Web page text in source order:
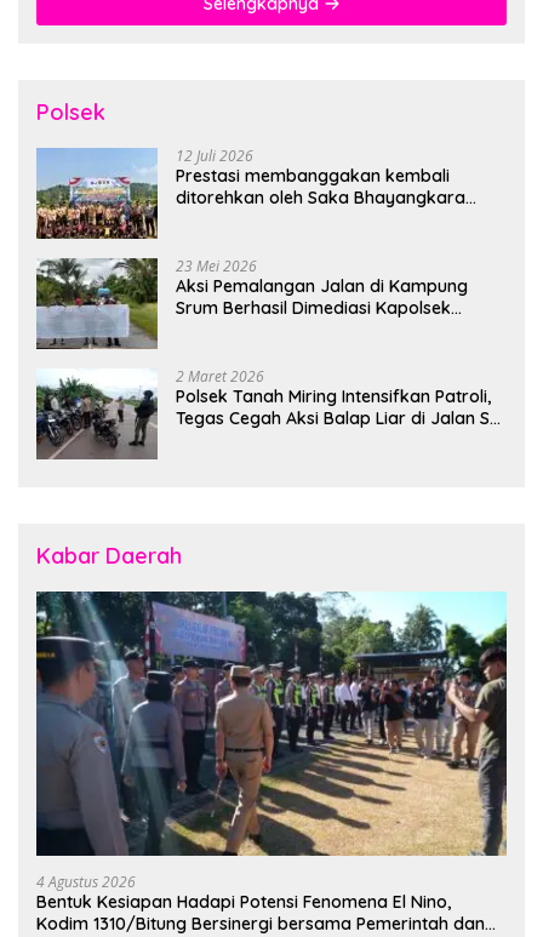
Polsek
12 Juli 2026
Prestasi membanggakan kembali
ditorehkan oleh Saka Bhayangkara
23 Mei 2026
Aksi Pemalangan Jalan di Kampung
Srum Berhasil Dimediasi Kapolsek
2 Maret 2026
Polsek Tanah Miring Intensifkan Patroli,
Tegas Cegah Aksi Balap Liar di Jalan SP
Kabar Daerah
4 Agustus 2026
Bentuk Kesiapan Hadapi Potensi Fenomena El Nino,
Kodim 1310/Bitung Bersinergi bersama Pemerintah dan